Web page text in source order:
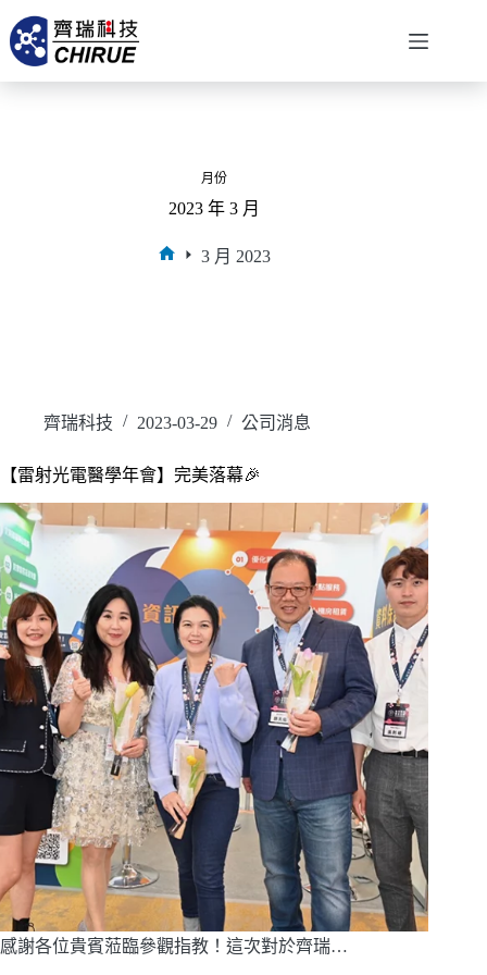
月份
2023 年 3 月
3 月 2023
齊瑞科技 2023-03-29 公司消息
【雷射光電醫學年會】完美落幕🎉
感謝各位貴賓蒞臨參觀指教！這次對於齊瑞…